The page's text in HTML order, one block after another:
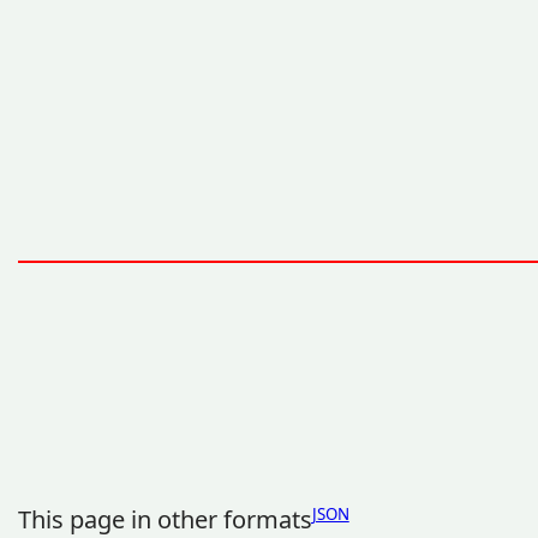
This page in other formatsJSON